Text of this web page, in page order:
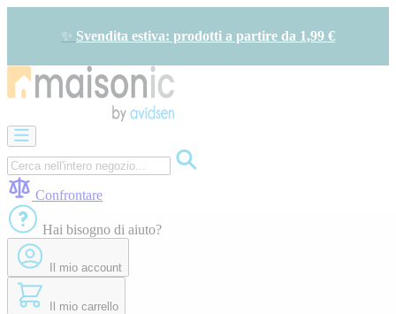
✨ Svendita estiva: prodotti a partire da 1,99 €
Videocitofono
-
Campanello
-
risparmio
energetico
Sicurezza
Comfort
domestico
Confrontare
Hai bisogno di aiuto?
Il mio account
Il mio carrello